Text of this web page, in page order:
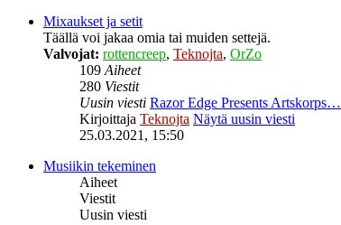
Mixaukset ja setit
Täällä voi jakaa omia tai muiden settejä.
Valvojat: rottencreep, Teknojta, OrZo
109Aiheet
280 Viestit
Uusin viesti Razor Edge Presents Artskorps…
Kirjoittaja Teknojta Näytä uusin viesti
25.03.2021, 15:50
Musiikin tekeminen
Aiheet
Viestit
Uusin viesti